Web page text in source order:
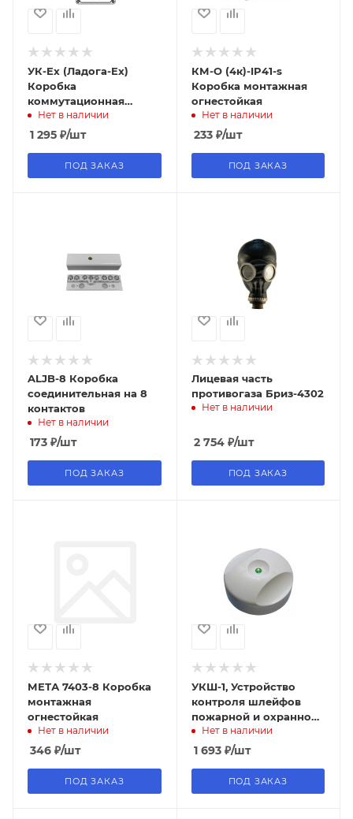
УК-Ex (Ладога-Ex)
Коробка
коммутационная
взрывозащищенная,
Риэлта
Нет в наличии
1 295 ₽/шт
ПОД ЗАКАЗ
КМ-О (4к)-IP41-s
Коробка монтажная
огнестойкая
Нет в наличии
233₽/шт
ПОД ЗАКАЗ
ALJB-8 Коробка
соединительная на 8
контактов
Нет в наличии
173 ₽/шт
ПОД ЗАКАЗ
Лицевая часть
противогаза Бриз-4302
Нет в наличии
2 754₽/шт
ПОД ЗАКАЗ
МЕТА 7403-8 Коробка
монтажная
огнестойкая
Нет в наличии
346 ₽/шт
ПОД ЗАКАЗ
УКШ-1, Устройство
контроля шлейфов
пожарной и охранной
сигнализации
Нет в наличии
1 693₽/шт
ПОД ЗАКАЗ